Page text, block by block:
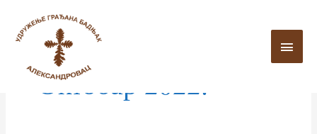
садржај
Октобар 2022.